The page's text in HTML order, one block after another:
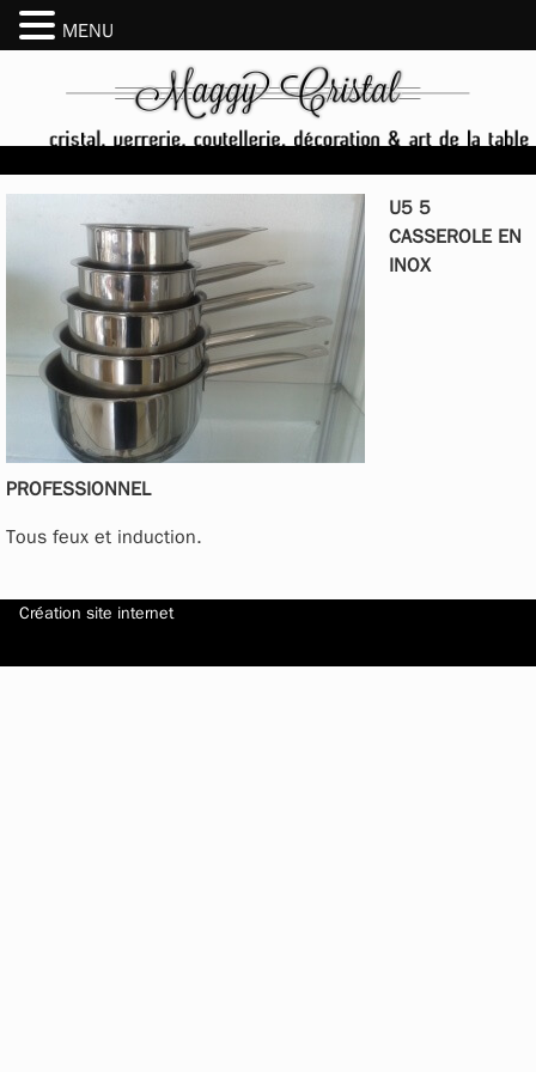
U5 5
CASSEROLE EN
INOX
PROFESSIONNEL
Tous feux et induction.
Création site internet
MENU